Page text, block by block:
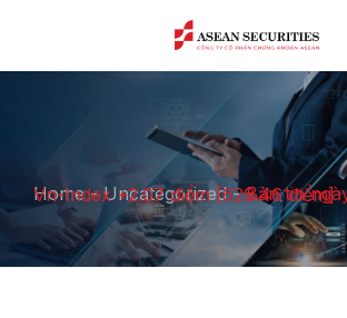
Home-Uncategorized-
Bản tin ngày 08.08.2016 – Vn-Index +2.07 điểm [629.46 điểm]